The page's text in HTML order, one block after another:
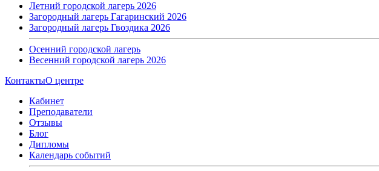
Летний городской лагерь 2026
Загородный лагерь Гагаринский 2026
Загородный лагерь Гвоздика 2026
Осенний городской лагерь
Весенний городской лагерь 2026
КонтактыО центре
Кабинет
Преподаватели
Отзывы
Блог
Дипломы
Календарь событий